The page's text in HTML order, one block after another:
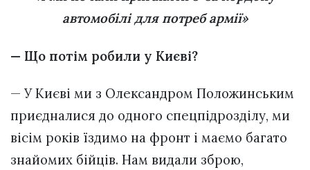
автомобілі для потреб армії»
— Що потім робили у Києві?
— У Києві ми з Олександром Положинським
приєдналися до одного спецпідрозділу, ми
вісім років їздимо на фронт і маємо багато
знайомих бійців. Нам видали зброю,